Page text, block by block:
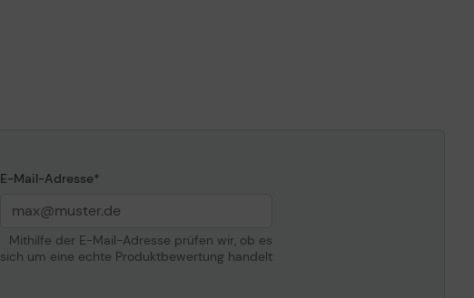
E-Mail-Adresse
Mithilfe der E-Mail-Adresse prüfen wir, ob es
sich um eine echte Produktbewertung handelt